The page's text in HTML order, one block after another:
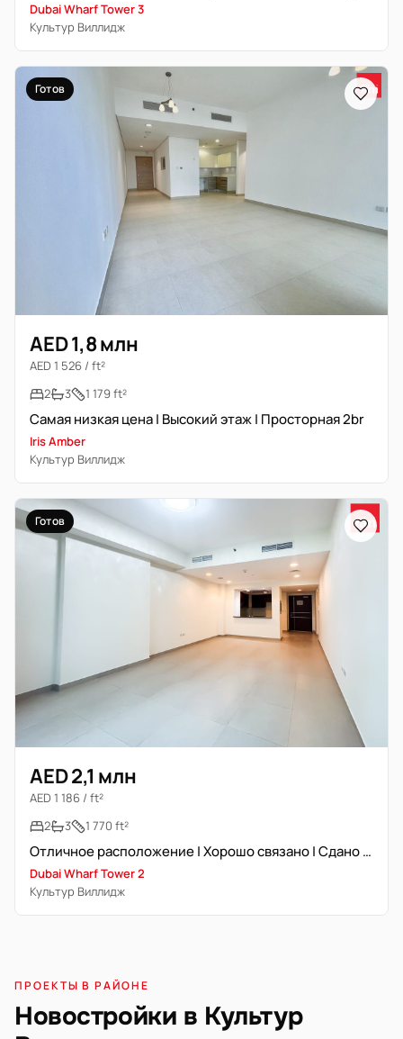
Dubai Wharf Tower 3
Культур Виллидж
Готов
AED 1,8 млн
AED 1 526 / ft²
2
3 1 179 ft²
Самая низкая цена | Высокий этаж | Просторная 2br
Iris Amber
Культур Виллидж
Готов
AED 2,1 млн
AED 1 186 / ft²
2
3 1 770 ft²
Отличное расположение | Хорошо связано | Сдано в аренду
Dubai Wharf Tower 2
Культур Виллидж
ПРОЕКТЫ В РАЙОНЕ
Новостройки в Культур